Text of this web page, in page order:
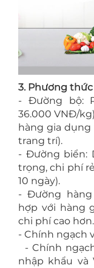
3. Phương
- Đường bộ:
36.000 VNĐ/
hàng gia
trang trí).
- Đường biển:
trọng, chi phí
10 ngày).
- Đường hàng
hợp với hàng
chi phí cao hơn.
- Chính ngạch
- Chính
nhập khẩu và